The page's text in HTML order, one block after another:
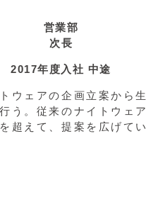
営業部
次長
2017年度入社 中途
ウェアの企画立案から生
う。従来のナイトウェア
超えて、提案を広げてい